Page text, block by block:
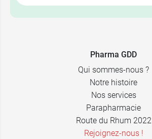
Pharma GDD
Qui sommes-nous ?
Notre histoire
Nos services
Parapharmacie
Route du Rhum 2022
Rejoignez-nous !